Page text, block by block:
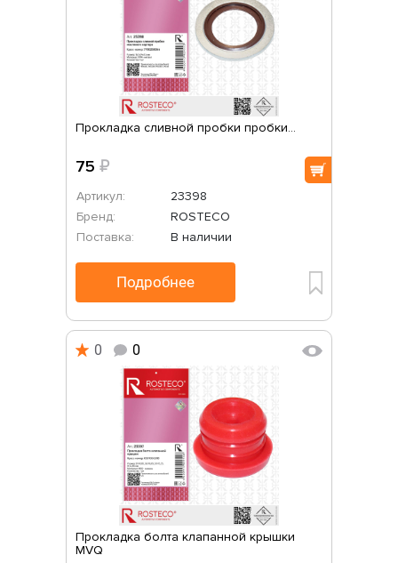
Прокладка сливной пробки пробки...
75 ₽
Артикул:
23398
Бренд:
ROSTECO
Поставка:
В наличии
Подробнее
0 0
Прокладка болта клапанной крышки
MVQ